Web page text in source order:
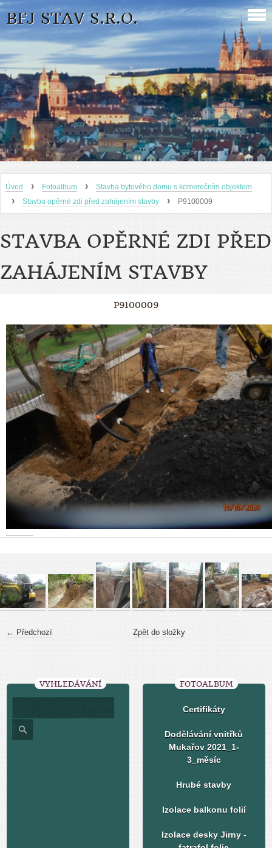
BFJ STAV S.R.O.
Úvod › Fotoalbum › Stavba bytového domu s komerečním objektem
› Stavba opěrné zdi před zahájením stavby › P9100009
STAVBA OPĚRNÉ ZDI PŘED
ZAHÁJENÍM STAVBY
P9100009
← Předchozí Zpět do složky
VYHLEDÁVÁNÍ FOTOALBUM
Certifikáty
Dodělávání vnitřků
Mukařov 2021_1-
3_měsíc
Hrubé stavby
Izolace balkonu folií
Izolace desky Jirny -